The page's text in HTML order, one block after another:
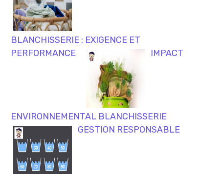
BLANCHISSERIE : EXIGENCE ET
PERFORMANCE
IMPACT
ENVIRONNEMENTAL BLANCHISSERIE
GESTION RESPONSABLE